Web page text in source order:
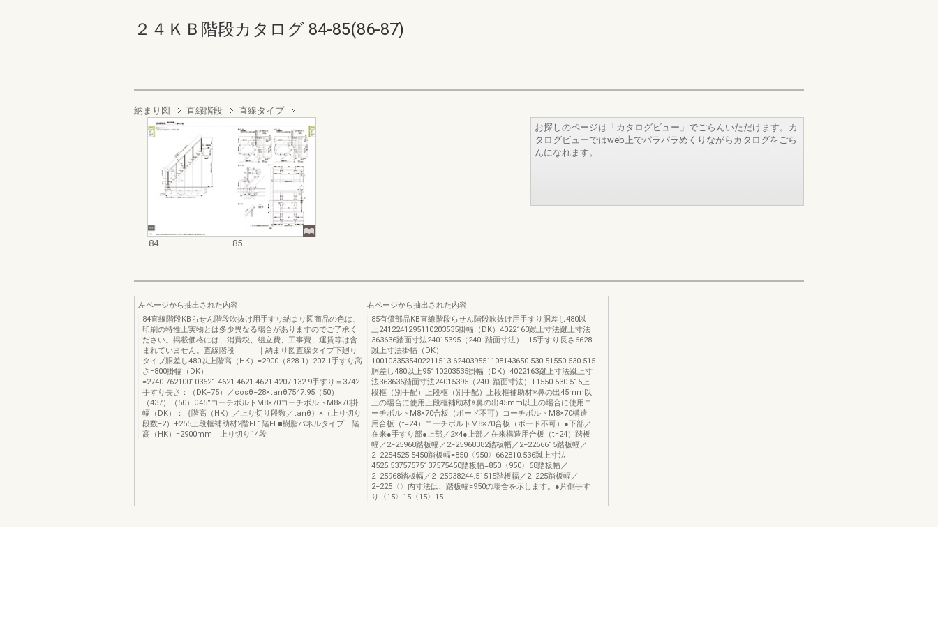
２４ＫＢ階段カタログ 84-85(86-87)
納まり図 直線階段 直線タイプ
84 85
お探しのページは「カタログビュー」でごらんいただけます。カ
タログビューではweb上でパラパラめくりながらカタログをごら
んになれます。
左ページから抽出された内容
84直線階段KBらせん階段吹抜け用手すり納まり図商品の色は、
印刷の特性上実物とは多少異なる場合がありますのでご了承く
ださい。掲載価格には、消費税、組立費、工事費、運賃等は含
まれていません。直線階段 ｜納まり図直線タイプ下廻り
タイプ胴差し480以上階高（HK）=2900（828.1）207.1手すり高
さ=800掛幅（DK）
=2740.762100103621.4621.4621.4621.4207.132.9手すり＝3742
手すり長さ：（DK−75）／cosθ−28×tanθ7547.95（50）
（437）（50）θ45°コーチボルトM8×70コーチボルトM8×70掛
幅（DK）：｛階高（HK）／上り切り段数／tanθ｝×（上り切り
段数−2）+255上段框補助材2階FL1階FL■樹脂パネルタイプ 階
高（HK）=2900mm 上り切り14段
右ページから抽出された内容
85有償部品KB直線階段らせん階段吹抜け用手すり胴差し480以
上2412241295110203535掛幅（DK）4022163蹴上寸法蹴上寸法
363636踏面寸法24015395（240−踏面寸法）+15手すり長さ6628
蹴上寸法掛幅（DK）
1001033535402211513.624039551108143650.530.51550.530.515
胴差し480以上95110203535掛幅（DK）4022163蹴上寸法蹴上寸
法363636踏面寸法24015395（240−踏面寸法）+1550.530.515上
段框（別手配）上段框（別手配）上段框補助材※鼻の出45mm以
上の場合に使用上段框補助材※鼻の出45mm以上の場合に使用コ
ーチボルトM8×70合板（ボード不可）コーチボルトM8×70構造
用合板（t=24）コーチボルトM8×70合板（ボード不可）●下部／
在来●手すり部●上部／2×4●上部／在来構造用合板（t=24）踏板
幅／2−25968踏板幅／2−25968382踏板幅／2−2256615踏板幅／
2−2254525.5450踏板幅=850〈950〉662810.536蹴上寸法
4525.53757575137575450踏板幅=850〈950〉68踏板幅／
2−25968踏板幅／2−25938244.51515踏板幅／2−225踏板幅／
2−225〈〉内寸法は、踏板幅=950の場合を示します。●片側手す
り〈15〉15〈15〉15